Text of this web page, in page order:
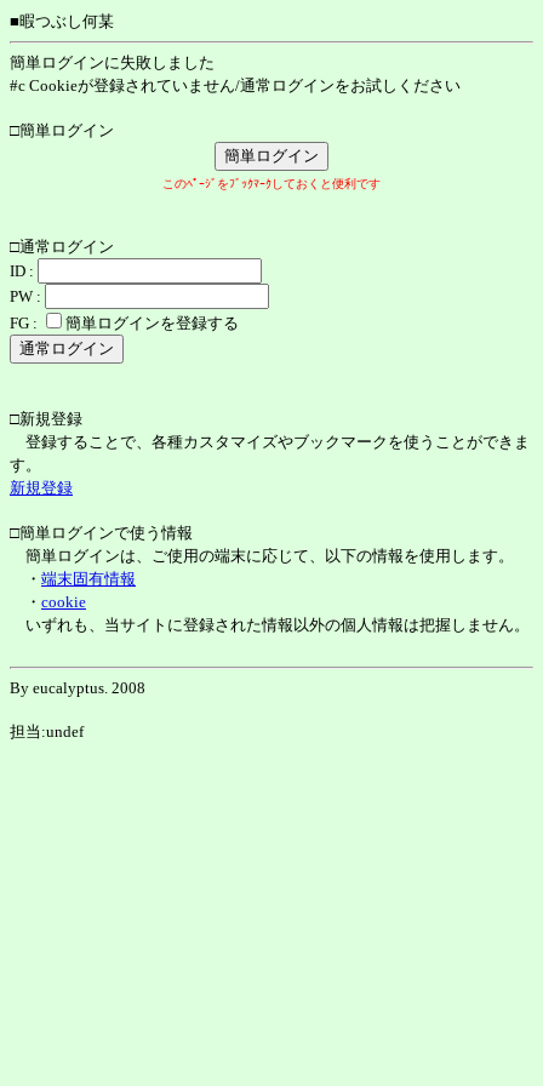
■暇つぶし何某
簡単ログインに失敗しました
#c Cookieが登録されていません/通常ログインをお試しください
□簡単ログイン
このﾍﾟｰｼﾞをﾌﾞｯｸﾏｰｸしておくと便利です
□通常ログイン
ID :
PW :
FG :
簡単ログインを登録する
□新規登録
登録することで、各種カスタマイズやブックマークを使うことができま
す。
新規登録
□簡単ログインで使う情報
簡単ログインは、ご使用の端末に応じて、以下の情報を使用します。
・ 端末固有情報
・ cookie
いずれも、当サイトに登録された情報以外の個人情報は把握しません。
By eucalyptus. 2008
担当:undef